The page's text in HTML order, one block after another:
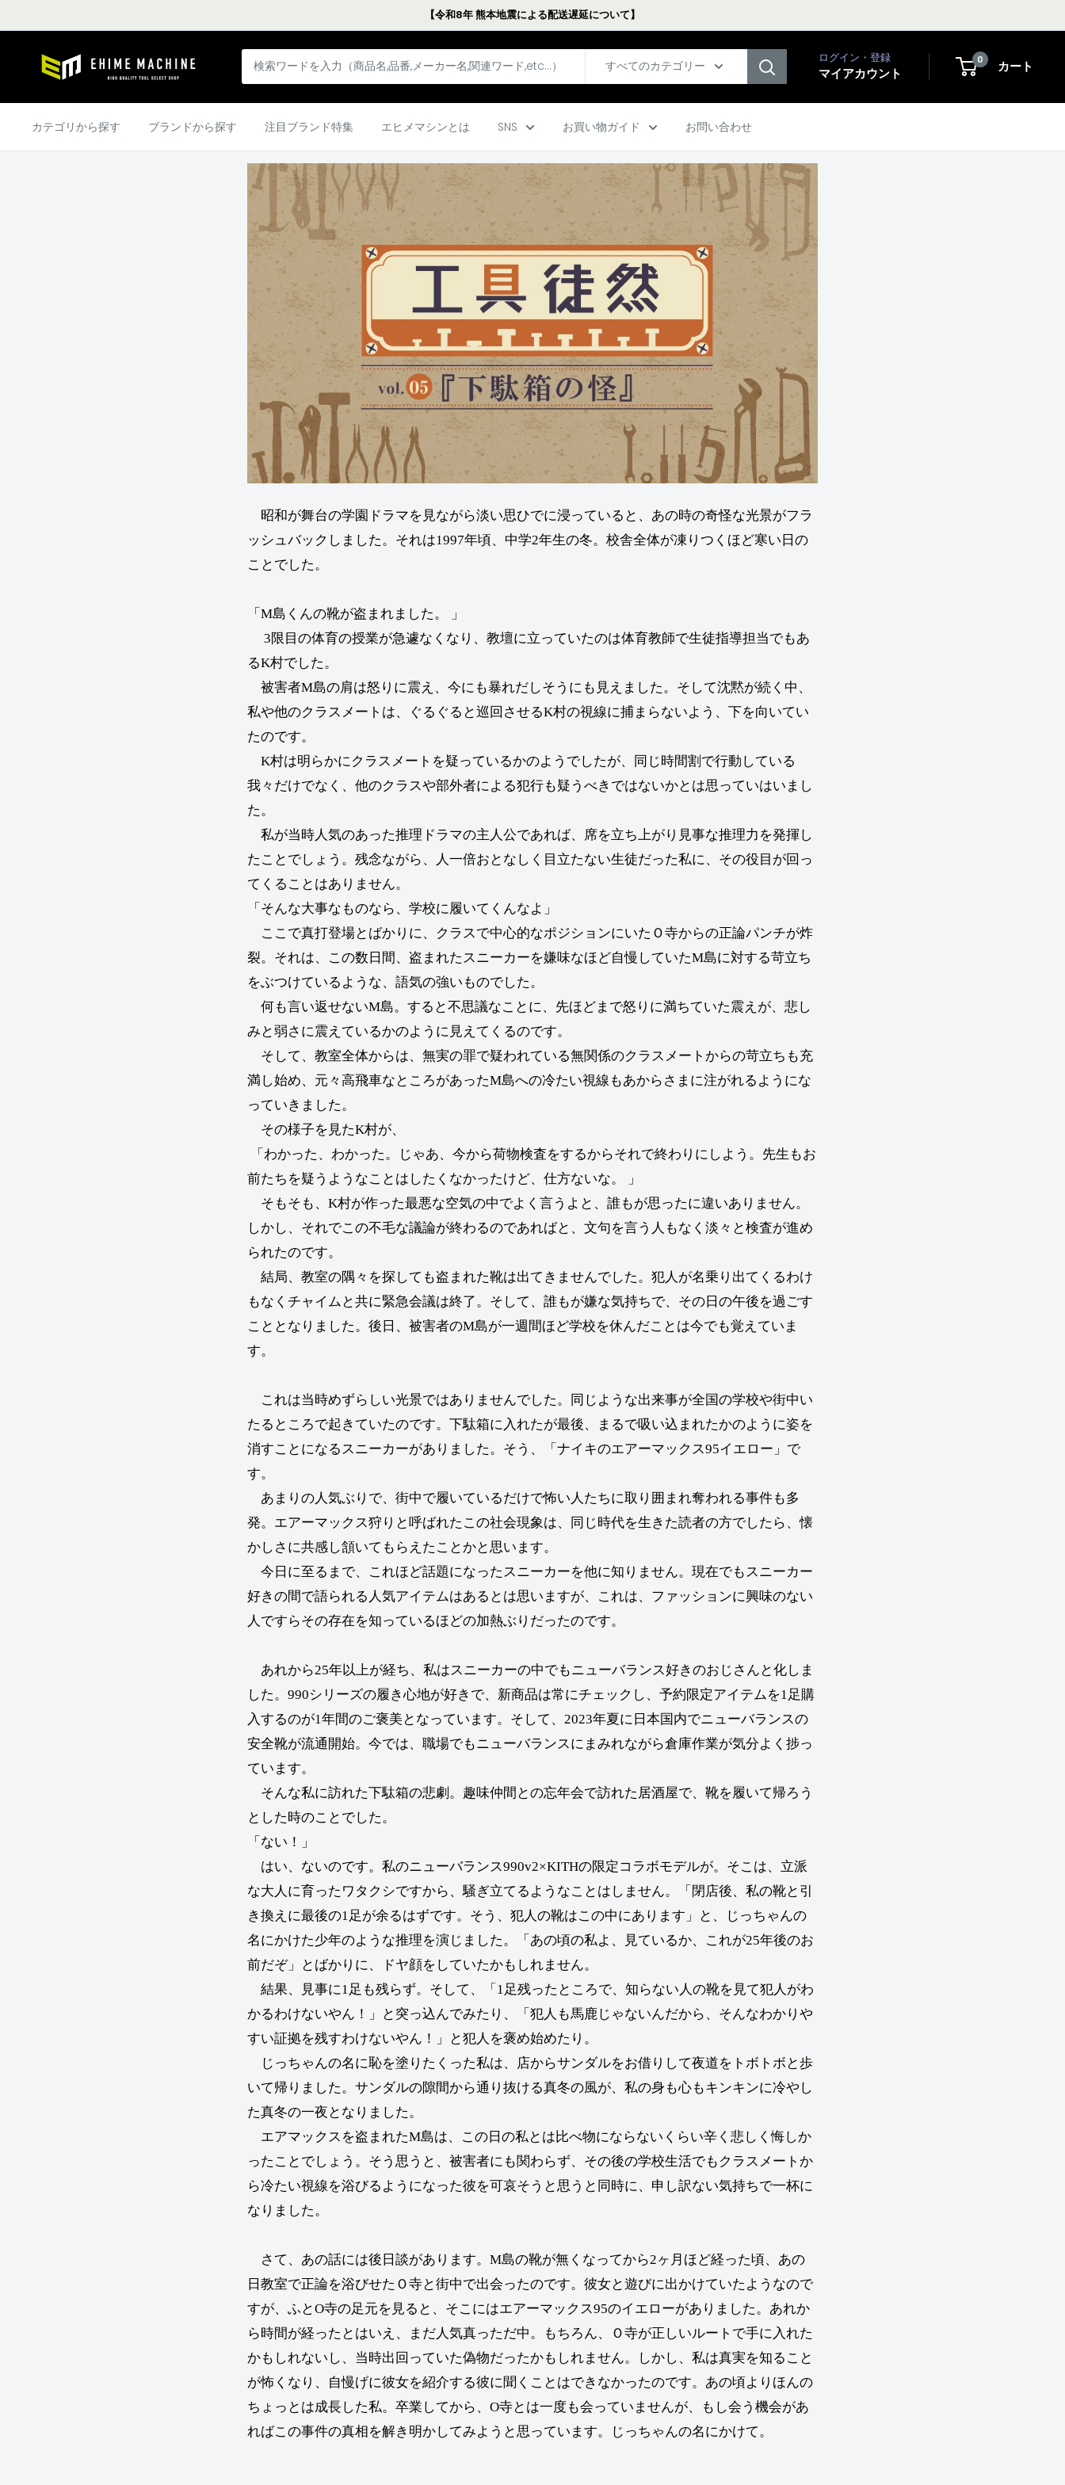
ン
キ
【令和8年 熊本地震による配送遅延について】
エ
ヒ
すべてのカテゴリー
ログイン・登録
マイアカウント
0 カート
カテゴリから探す ブランドから探す 注目ブランド特集 エヒメマシンとは SNS お買い物ガイド お問い合わせ
昭和が舞台の学園ドラマを見ながら淡い思ひでに浸っていると、あの時の奇怪な光景がフラ
ッシュバックしました。それは1997年頃、中学2年生の冬。校舎全体が凍りつくほど寒い日の
ことでした。
「M島くんの靴が盗まれました。 」
3限目の体育の授業が急遽なくなり、教壇に立っていたのは体育教師で生徒指導担当でもあ
るK村でした。
被害者M島の肩は怒りに震え、今にも暴れだしそうにも見えました。そして沈黙が続く中、
私や他のクラスメートは、ぐるぐると巡回させるK村の視線に捕まらないよう、下を向いてい
たのです。
K村は明らかにクラスメートを疑っているかのようでしたが、同じ時間割で行動している
我々だけでなく、他のクラスや部外者による犯行も疑うべきではないかとは思っていはいまし
た。
私が当時人気のあった推理ドラマの主人公であれば、席を立ち上がり見事な推理力を発揮し
たことでしょう。残念ながら、人一倍おとなしく目立たない生徒だった私に、その役目が回っ
てくることはありません。
「そんな大事なものなら、学校に履いてくんなよ」
ここで真打登場とばかりに、クラスで中心的なポジションにいたＯ寺からの正論パンチが炸
裂。それは、この数日間、盗まれたスニーカーを嫌味なほど自慢していたM島に対する苛立ち
をぶつけているような、語気の強いものでした。
何も言い返せないM島。すると不思議なことに、先ほどまで怒りに満ちていた震えが、悲し
みと弱さに震えているかのように見えてくるのです。
そして、教室全体からは、無実の罪で疑われている無関係のクラスメートからの苛立ちも充
満し始め、元々高飛車なところがあったM島への冷たい視線もあからさまに注がれるようにな
っていきました。
その様子を見たK村が、
「わかった、わかった。じゃあ、今から荷物検査をするからそれで終わりにしよう。先生もお
前たちを疑うようなことはしたくなかったけど、仕方ないな。 」
そもそも、K村が作った最悪な空気の中でよく言うよと、誰もが思ったに違いありません。
しかし、それでこの不毛な議論が終わるのであればと、文句を言う人もなく淡々と検査が進め
られたのです。
結局、教室の隅々を探しても盗まれた靴は出てきませんでした。犯人が名乗り出てくるわけ
もなくチャイムと共に緊急会議は終了。そして、誰もが嫌な気持ちで、その日の午後を過ごす
こととなりました。後日、被害者のM島が一週間ほど学校を休んだことは今でも覚えていま
す。
これは当時めずらしい光景ではありませんでした。同じような出来事が全国の学校や街中い
たるところで起きていたのです。下駄箱に入れたが最後、まるで吸い込まれたかのように姿を
消すことになるスニーカーがありました。そう、「ナイキのエアーマックス95イエロー」で
す。
あまりの人気ぶりで、街中で履いているだけで怖い人たちに取り囲まれ奪われる事件も多
発。エアーマックス狩りと呼ばれたこの社会現象は、同じ時代を生きた読者の方でしたら、懐
かしさに共感し頷いてもらえたことかと思います。
今日に至るまで、これほど話題になったスニーカーを他に知りません。現在でもスニーカー
好きの間で語られる人気アイテムはあるとは思いますが、これは、ファッションに興味のない
人ですらその存在を知っているほどの加熱ぶりだったのです。
あれから25年以上が経ち、私はスニーカーの中でもニューバランス好きのおじさんと化しま
した。990シリーズの履き心地が好きで、新商品は常にチェックし、予約限定アイテムを1足購
入するのが1年間のご褒美となっています。そして、2023年夏に日本国内でニューバランスの
安全靴が流通開始。今では、職場でもニューバランスにまみれながら倉庫作業が気分よく捗っ
ています。
そんな私に訪れた下駄箱の悲劇。趣味仲間との忘年会で訪れた居酒屋で、靴を履いて帰ろう
とした時のことでした。
「ない！」
はい、ないのです。私のニューバランス990v2×KITHの限定コラボモデルが。そこは、立派
な大人に育ったワタクシですから、騒ぎ立てるようなことはしません。「閉店後、私の靴と引
き換えに最後の1足が余るはずです。そう、犯人の靴はこの中にあります」と、じっちゃんの
名にかけた少年のような推理を演じました。「あの頃の私よ、見ているか、これが25年後のお
前だぞ」とばかりに、ドヤ顔をしていたかもしれません。
結果、見事に1足も残らず。そして、「1足残ったところで、知らない人の靴を見て犯人がわ
かるわけないやん！」と突っ込んでみたり、「犯人も馬鹿じゃないんだから、そんなわかりや
すい証拠を残すわけないやん！」と犯人を褒め始めたり。
じっちゃんの名に恥を塗りたくった私は、店からサンダルをお借りして夜道をトボトボと歩
いて帰りました。サンダルの隙間から通り抜ける真冬の風が、私の身も心もキンキンに冷やし
た真冬の一夜となりました。
エアマックスを盗まれたM島は、この日の私とは比べ物にならないくらい辛く悲しく悔しか
ったことでしょう。そう思うと、被害者にも関わらず、その後の学校生活でもクラスメートか
ら冷たい視線を浴びるようになった彼を可哀そうと思うと同時に、申し訳ない気持ちで一杯に
なりました。
さて、あの話には後日談があります。M島の靴が無くなってから2ヶ月ほど経った頃、あの
日教室で正論を浴びせたＯ寺と街中で出会ったのです。彼女と遊びに出かけていたようなので
すが、ふとO寺の足元を見ると、そこにはエアーマックス95のイエローがありました。あれか
ら時間が経ったとはいえ、まだ人気真っただ中。もちろん、Ｏ寺が正しいルートで手に入れた
かもしれないし、当時出回っていた偽物だったかもしれません。しかし、私は真実を知ること
が怖くなり、自慢げに彼女を紹介する彼に聞くことはできなかったのです。あの頃よりほんの
ちょっとは成長した私。卒業してから、O寺とは一度も会っていませんが、もし会う機会があ
ればこの事件の真相を解き明かしてみようと思っています。じっちゃんの名にかけて。